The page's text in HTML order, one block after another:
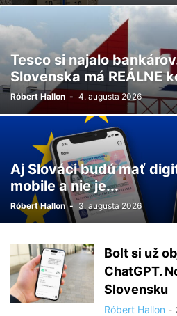
Tesco si najalo
Slovenska má REÁLNE
Róbert Hallon - 4. augusta 2026
Aj Slováci budú mať
mobile a nie je...
Róbert Hallon - 3. augusta 2026
Bolt si už
ChatGPT.
Slovensku
Róbert Hallon -